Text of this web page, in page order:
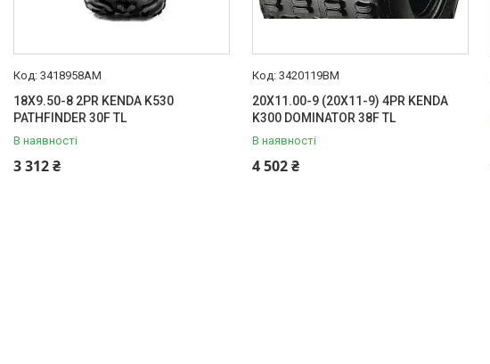
3418958AM
18X9.50-8 2PR KENDA K530
PATHFINDER 30F TL
В наявності
3 312 ₴
3420119BM
20X11.00-9 (20X11-9) 4PR KENDA
K300 DOMINATOR 38F TL
В наявності
4 502 ₴